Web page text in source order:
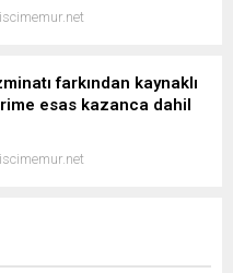
iscimemur.net
farkından kaynaklı
esas kazanca dahil
iscimemur.net